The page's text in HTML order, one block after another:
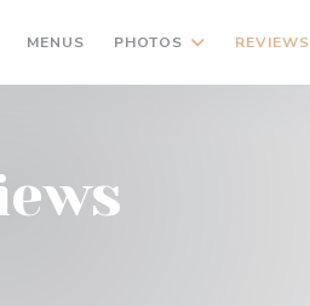
MENUS PHOTOS REVIEWS